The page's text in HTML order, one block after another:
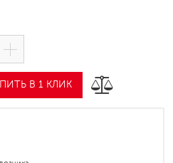
В 1 КЛИК